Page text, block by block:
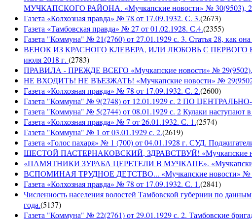
МУЧКАПСКОГО РАЙОНА. «Мучкапские новости» № 30(9503),
Газета «Колхозная правда» № 78 от 17.09.1932. С. 3.(2673)
Газета «Тамбовская правда» № 27 от 01.02.1928. С.4.(2355)
Газета "Коммуна" № 21(2760) от 27.01.1929 с. 3. Статья 28, как она
ВЕНОК ИЗ КРАСНОГО КЛЕВЕРА, ИЛИ ЛЮБОВЬ С ПЕРВОГО
июля 2018 г. (2783)
ПРАВИЛА - ПРЕЖДЕ ВСЕГО «Мучкапские новости» № 29(9502),
НЕ ВХОДИТЬ! НЕ ВЪЕЗЖАТЬ! «Мучкапские новости» №
Газета «Колхозная правда» № 78 от 17.09.1932. С. 2.(2600)
Газета "Коммуна" № 9(2748) от 12.01.1929 с. 2 ПО
Газета "Коммуна" № 5(2744) от 08.01.1929 с. 2 Кулаки наступают
Газета «Колхозная правда» № 7 от 26.01.1932. С. 1.(2574)
Газета "Коммуна" № 1 от 03.01.1929 с. 2.(2619)
Газета «Голос пахаря» № 1 (700) от 04.01.1928 г. СУД.
ШЕСТОЙ ПАСТЕРНАКОВСКИЙ, ЗДРАВСТВУЙ! «Мучкапские
«ПАМЯТНИКИ ЗУРАБА ЦЕРЕТЕЛИ В МУЧКАПЕ». «Мучкапские
ВСПОМИНАЯ ТРУДНОЕ ДЕТСТВО... «Мучкапские новости» №
Газета «Колхозная правда» № 78 от 17.09.1932. С. 1.(2841)
Численность населения волостей Тамбовской губернии по
года.(5137)
Газета "Коммуна" № 22(2761) от 29.01.1929 с. 2. Тамбовские